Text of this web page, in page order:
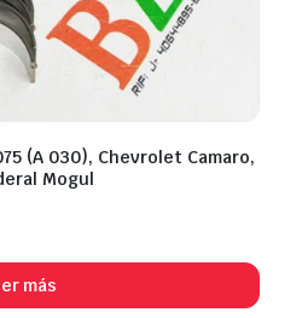
(A 030), Chevrolet Camaro,
Mogul
más